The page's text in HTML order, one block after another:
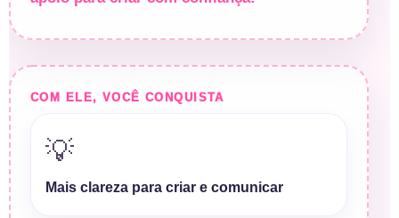
COM ELE, VOCÊ CONQUISTA
💡
Mais clareza para criar e comunicar